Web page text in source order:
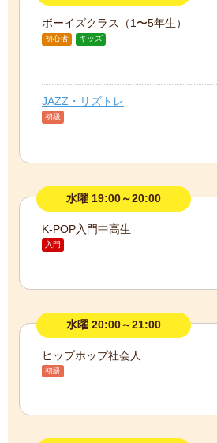
ボーイズクラス（1〜5年生）
初心者 キッズ
JAZZ・リズトレ
初級
水曜 19:00～20:00
K-POP入門中高生
入門
水曜 20:00～21:00
ヒップホップ社会人
初級